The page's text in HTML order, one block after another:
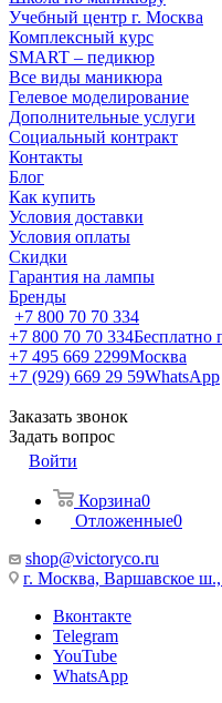
Учебный центр г. Москва
Комплексный курс
SMART – педикюр
Все виды маникюра
Гелевое моделирование
Дополнительные услуги
Социальный контракт
Контакты
Блог
Как купить
Условия доставки
Условия оплаты
Скидки
Гарантия на лампы
Бренды
+7 800 70 70 334
+7 800 70 70 334Бесплатно
+7 495 669 2299Москва
+7 (929) 669 29 59WhatsApp
Заказать звонок
Задать вопрос
Войти
Корзина0
Отложенные0
shop@victoryco.ru
г. Москва, Варшавское
Вконтакте
Telegram
YouTube
WhatsApp